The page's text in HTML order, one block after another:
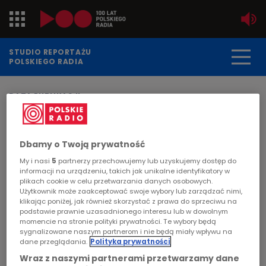
Jedynka
Dwójka
Trójka
Czwórka
PR24
Poland
Kierowcy
Dzieci
STUDIO REPORTAŻU
POLSKIEGO RADIA
DATA PUBLIKACJI:
2007-02-05
STRONA GŁÓWNA>ARTYKUŁ
"Studniówka"
MIGRACJA
Studniówka to dla uczniów szkół średnich
pierwszy bal, na którym czują się już dorośli.
Przypadek przedstawiony w reportażu ukazuje
sytuację, w której przebieg wydarzeń wymknął
się spod kontroli organizatorów. Nikt nie
Dbamy o Twoją prywatność
My i nasi 5 partnerzy przechowujemy lub uzyskujemy dostęp do
informacji na urządzeniu, takich jak unikalne identyfikatory w
plikach cookie w celu przetwarzania danych osobowych.
Użytkownik może zaakceptować swoje wybory lub zarządzać nimi,
klikając poniżej, jak również skorzystać z prawa do sprzeciwu na
podstawie prawnie uzasadnionego interesu lub w dowolnym
momencie na stronie polityki prywatności. Te wybory będą
sygnalizowane naszym partnerom i nie będą miały wpływu na
dane przeglądania. Polityka prywatności
Wraz z naszymi partnerami przetwarzamy dane